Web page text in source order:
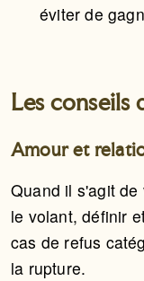
éviter de
Les conseils
Amour et
Quand il s'agit
le volant, définir
cas de refus
la rupture.